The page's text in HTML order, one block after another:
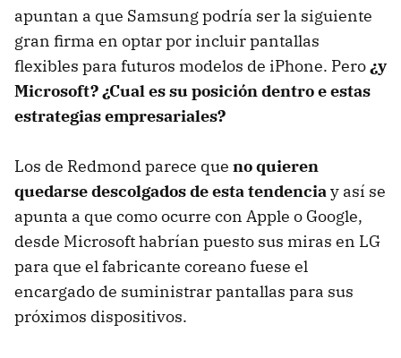
apuntan a que Samsung podría ser la siguiente
gran firma en optar por incluir pantallas
flexibles para futuros modelos de iPhone. Pero¿y
Microsoft?¿Cual es su posición dentro e estas
estrategias empresariales?
Los de Redmond parece que no quieren
quedarse descolgados de esta tendenciay así se
apunta a que como ocurre con Apple o Google,
desde Microsoft habrían puesto sus miras en LG
para que el fabricante coreano fuese el
encargado de suministrar pantallas para sus
próximos dispositivos.